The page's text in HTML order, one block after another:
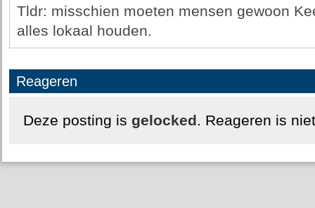
Tldr: misschien moeten mensen gewoon
alles lokaal houden.
Reageren
Deze posting is gelocked. Reageren is